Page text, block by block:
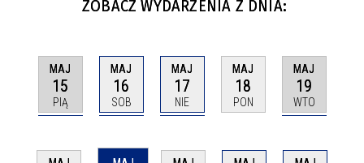
ZOBACZ WYDARZENIA Z DNIA:
MAJ
15
PIĄ
MAJ
16
SOB
MAJ
17
NIE
MAJ
18
PON
MAJ
19
WTO